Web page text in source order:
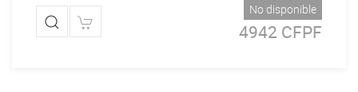
No disponible
4942 CFPF